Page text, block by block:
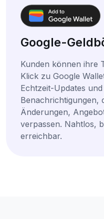
Google-
Kunden können ihre
Klick zu Google
Echtzeit-Updates
Benachrichtigungen,
Änderungen,
verpassen. Nahtlos,
erreichbar.